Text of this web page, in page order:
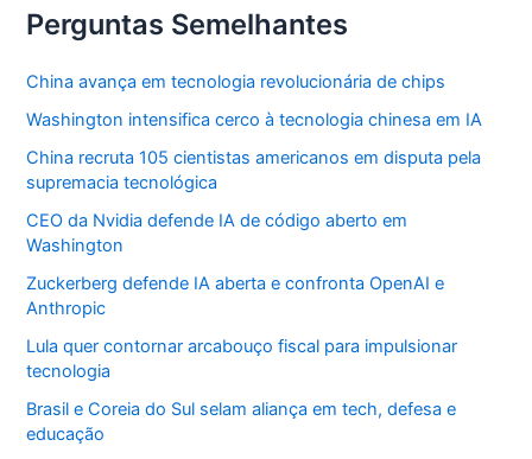
Perguntas Semelhantes
China avança em tecnologia revolucionária de chips
Washington intensifica cerco à tecnologia chinesa em IA
China recruta 105 cientistas americanos em disputa pela
supremacia tecnológica
CEO da Nvidia defende IA de código aberto em
Washington
Zuckerberg defende IA aberta e confronta OpenAI e
Anthropic
Lula quer contornar arcabouço fiscal para impulsionar
tecnologia
Brasil e Coreia do Sul selam aliança em tech, defesa e
educação